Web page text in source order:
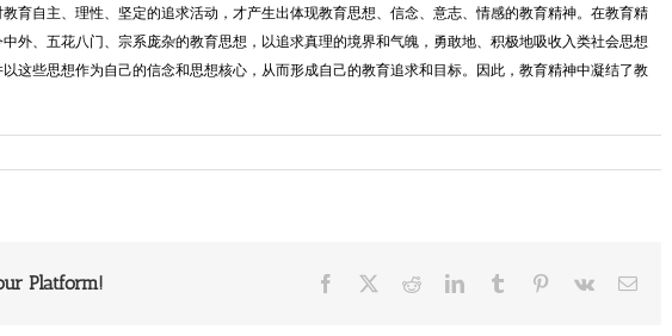
育自主、理性、坚定的追求活动，才产生出体现教育思想、信念、意志、情感的教育精神。在教育精
外、五花八门、宗系庞杂的教育思想，以追求真理的境界和气魄，勇敢地、积极地吸收入类社会思想
这些思想作为自己的信念和思想核心，从而形成自己的教育追求和目标。因此，教育精神中凝结了教
Platform! Facebook RedditLinkedInTumblr Pinterest
Vk Email